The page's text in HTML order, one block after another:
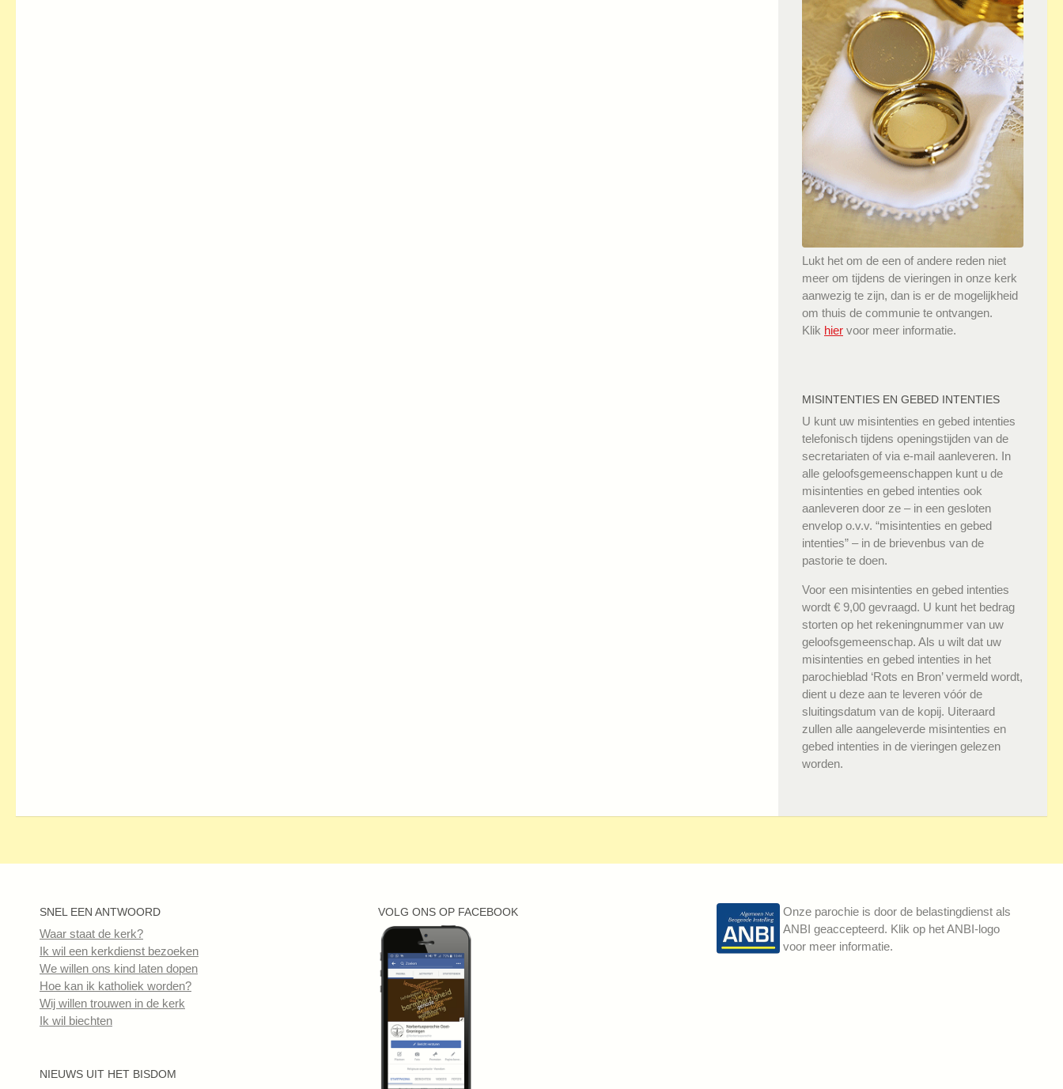
Lukt het om de een of andere reden niet
meer om tijdens de vieringen in onze kerk
aanwezig te zijn, dan is er de mogelijkheid
om thuis de communie te ontvangen.
Klik hier voor meer informatie.
MISINTENTIES EN GEBED INTENTIES
U kunt uw misintenties en gebed intenties
telefonisch tijdens openingstijden van de
secretariaten of via e-mail aanleveren. In
alle geloofsgemeenschappen kunt u de
misintenties en gebed intenties ook
aanleveren door ze – in een gesloten
envelop o.v.v. “misintenties en gebed
intenties” – in de brievenbus van de
pastorie te doen.
Voor een misintenties en gebed intenties
wordt € 9,00 gevraagd. U kunt het bedrag
storten op het rekeningnummer van uw
geloofsgemeenschap. Als u wilt dat uw
misintenties en gebed intenties in het
parochieblad ‘Rots en Bron’ vermeld wordt,
dient u deze aan te leveren vóór de
sluitingsdatum van de kopij. Uiteraard
zullen alle aangeleverde misintenties en
gebed intenties in de vieringen gelezen
worden.
SNEL EEN ANTWOORD
Waar staat de kerk?
Ik wil een kerkdienst bezoeken
We willen ons kind laten dopen
Hoe kan ik katholiek worden?
Wij willen trouwen in de kerk
Ik wil biechten
NIEUWS UIT HET BISDOM
VOLG ONS OP FACEBOOK
Onze parochie is door de belastingdienst als
ANBI geaccepteerd. Klik op het ANBI-logo
voor meer informatie.